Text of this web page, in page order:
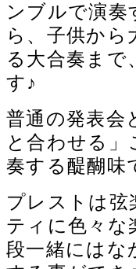
ンブルで演
ら、子供から
る大合奏ま
す♪
普通の発表会
と合わせる
奏する醍醐味
プレストは弦
ティに色々な
段一緒にはな